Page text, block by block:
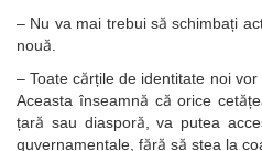
– Nu va mai trebui să schimbați
nouă.
– Toate cărțile de identitate noi
Aceasta înseamnă că orice
țară sau diasporă, va putea
guvernamentale, fără să stea la